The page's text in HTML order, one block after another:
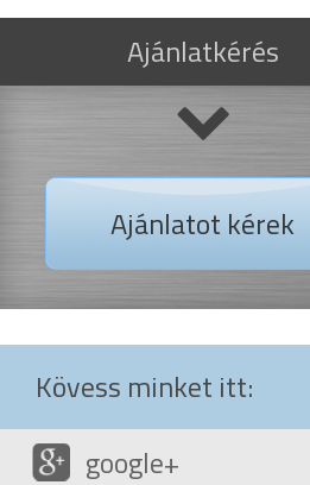
Ajánlatkérés
Ajánlatot kérek
Kövess minket itt:
google+